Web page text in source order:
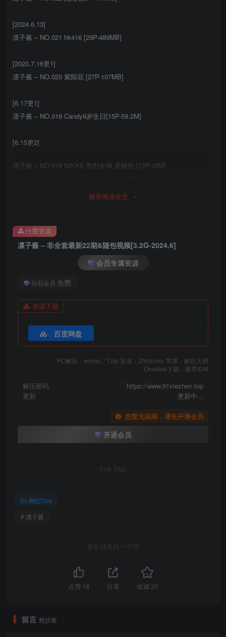
[2024.6.13]
凛子酱 – NO.021 hk416 [29P-489MB]
[2023.7.16更1]
凛子酱 – NO.020 紫阳花 [27P-107MB]
[6.17更1]
凛子酱 – NO.019 Candy9岁生日[15P-59.2M]
[6.15更2]
凛子酱 – NO.018 NIKKE 胜利女神 爱丽丝 [12P-38M]
凛子酱 – NO.015 Lolita 泰迪熊 [10P-24M]
凛子酱 – NO.014 旗袍兔兔[21P-97.3M]
凛子酱 – NO.012 骸音[27P-189.7M]
[6.8发布]
凛子酱 – NO.011 玉藻前 忠犬 [35P-54MB]
凛子酱 – NO.009 私房 [66P-423MB]
凛子酱 – NO.008 蛇喰梦子 [9P-51MB]
凛子酱 – NO.006 火奴鲁鲁 [18P-68MB]
凛子酱 – NO.005 婚纱 [9P-83M]
凛子酱 – NO.002 奥古斯特·冯·帕塞瓦尔 [24P-119MB]
展开阅读全文
凛子酱 – 非全套最新22期&随包视频[3.2G-2024.6]
会员专属资源
钻石会员 免费
资源下载
百度网盘
PC解压：winrar／7zip 安卓：ZArchiver 苹果：解压大师
Onedive下载：推荐IDM
解压密码
https://www.91xiezhen.top
更新
更新中...
您暂无权限，请先开通会员
开通会员
付费资源
THE END
网红Cos
# 凛子酱
喜欢就支持一下吧
点赞 18 分享 收藏20
留言 抢沙发